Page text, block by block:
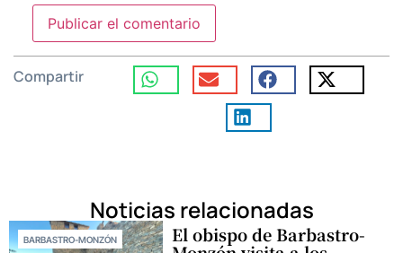
Compartir
Noticias relacionadas
BARBASTRO-MONZÓN El obispo de Barbastro-